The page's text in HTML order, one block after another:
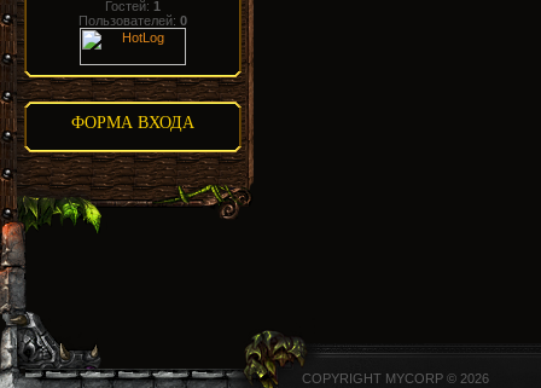
Гостей: 1
Пользователей: 0
ФОРМА ВХОДА
COPYRIGHT MYCORP © 2026